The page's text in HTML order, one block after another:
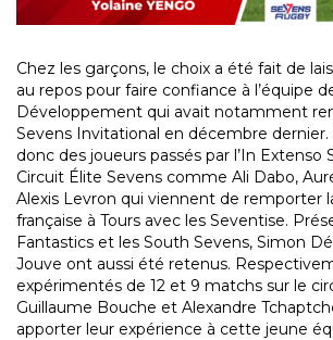
Chez les garçons, le choix a été fait de
au repos pour faire confiance à l’équipe
Développement qui avait notamment
Sevens Invitational en décembre dernier.
donc des joueurs passés par l’In Extenso
Circuit Élite Sevens comme Ali Dabo,
Alexis Levron qui viennent de remporter
française à Tours avec les Seventise.
Fantastics et les South Sevens, Simon
Jouve ont aussi été retenus.
expérimentés de 12 et 9 matchs sur le
Guillaume Bouche et Alexandre
apporter leur expérience à cette jeune